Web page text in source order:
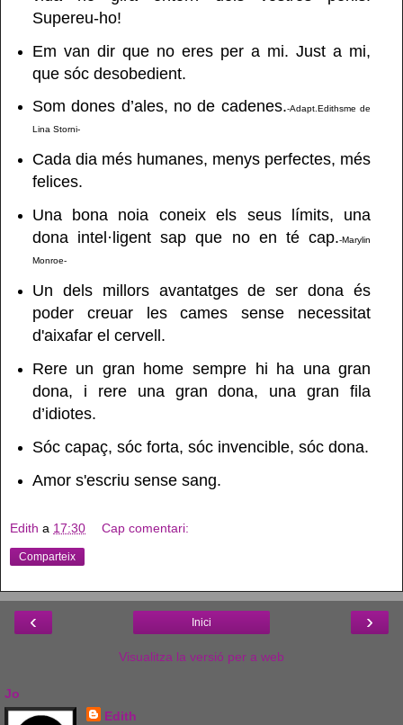
Supereu-ho!
Em van dir que no eres per a mi. Just a mi,
que sóc desobedient.
Som dones d’ales, no de cadenes.-Adapt.Edithsme de
Lina Storni-
Cada dia més humanes, menys perfectes, més
felices.
Una bona noia coneix els seus límits, una
dona intel·ligent sap que no en té cap.-Marylin
Monroe-
Un dels millors avantatges de ser dona és
poder creuar les cames sense necessitat
d'aixafar el cervell.
Rere un gran home sempre hi ha una gran
dona, i rere una gran dona, una gran fila
d’idiotes.
Sóc capaç, sóc forta, sóc invencible, sóc dona.
Amor s'escriu sense sang.
Edith a 17:30 Cap comentari:
Comparteix
‹ ›
Inici
Visualitza la versió per a web
Jo
Edith